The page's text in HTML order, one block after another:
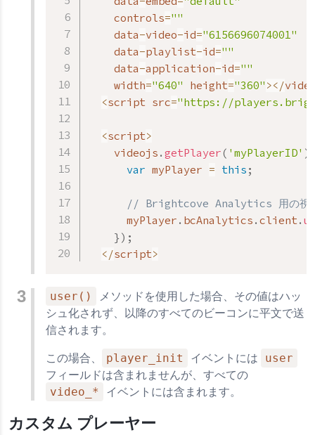
    controls
=""
    data
-video-id="6156696074001"
    data
-playlist-id=""
    data
-application-id=""
    width
="640" height="360" >< /
<script src="https://
<script>
    videojs
. getPlayer( 'myPlayerID' )
var myPlayer = this ;
// Brightcove Analytics 用の視
      myPlayer
. bcAnalytics . client .
}) ;
< /script>
user()
メソッドを使用した場合、その値はハッ
シュ化されず、以降のすべてのビーコンに平文で送
信されます。
この場合、 player_init イベントには user
フィールドは含まれませんが、すべての
video_* イベントには含まれます。
カスタム プレーヤー